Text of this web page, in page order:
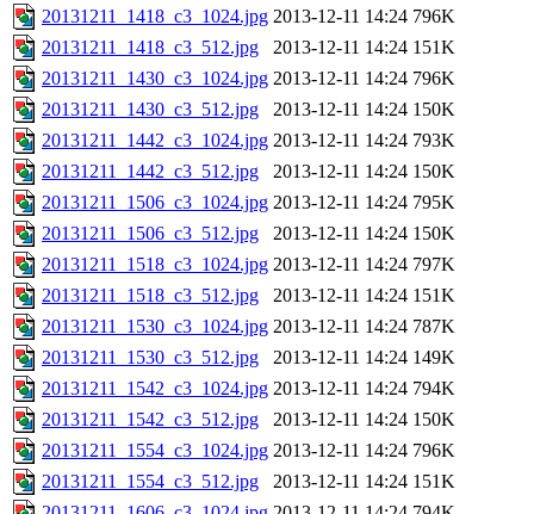
20131211_1418_c3_1024.jpg 2013-12-11 14:24 796K
20131211_1418_c3_512.jpg
2013-12-11 14:24 151K
20131211_1430_c3_1024.jpg 2013-12-11 14:24 796K
20131211_1430_c3_512.jpg
2013-12-11 14:24 150K
20131211_1442_c3_1024.jpg 2013-12-11 14:24 793K
20131211_1442_c3_512.jpg
2013-12-11 14:24 150K
20131211_1506_c3_1024.jpg 2013-12-11 14:24 795K
20131211_1506_c3_512.jpg
2013-12-11 14:24 150K
20131211_1518_c3_1024.jpg 2013-12-11 14:24 797K
20131211_1518_c3_512.jpg
2013-12-11 14:24 151K
20131211_1530_c3_1024.jpg 2013-12-11 14:24 787K
20131211_1530_c3_512.jpg
2013-12-11 14:24 149K
20131211_1542_c3_1024.jpg 2013-12-11 14:24 794K
20131211_1542_c3_512.jpg
2013-12-11 14:24 150K
20131211_1554_c3_1024.jpg 2013-12-11 14:24 796K
20131211_1554_c3_512.jpg
2013-12-11 14:24 151K